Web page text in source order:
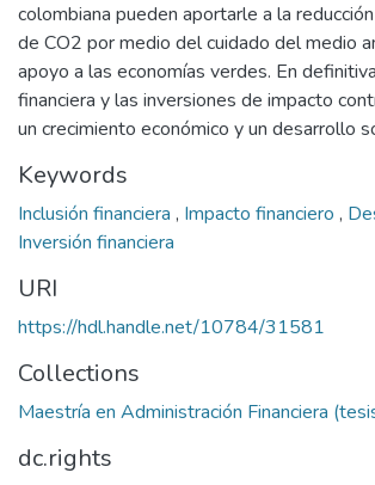
colombiana pueden aportarle a la
de CO2 por medio del cuidado del medio
apoyo a las economías verdes. En
financiera y las inversiones de impacto
un crecimiento económico y un desarrollo
Keywords
Inclusión financiera , Impacto financiero ,
Inversión financiera
URI
https://hdl.handle.net/10784/31581
Collections
Maestría en Administración Financiera
dc.rights